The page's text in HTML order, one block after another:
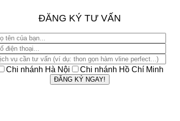
ĐĂNG KÝ TƯ VẤN
Chi nhánh Hà Nội Chi nhánh Hồ Chí Minh